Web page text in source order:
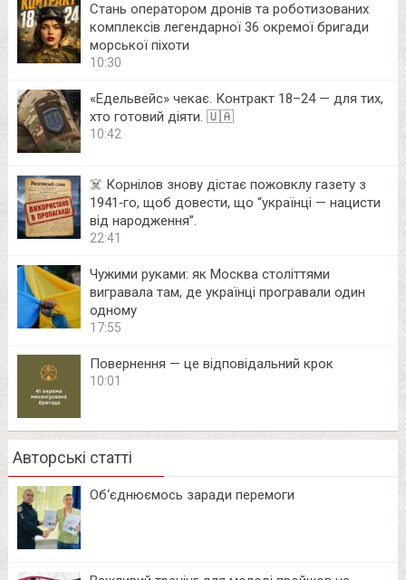
Стань оператором дронів та роботизованих
комплексів легендарної 36 окремої бригади
морської піхоти
10:30
«Едельвейс» чекає. Контракт 18–24 — для тих,
хто готовий діяти. 🇺🇦
10:42
☠️ Корнілов знову дістає пожовклу газету з
1941‑го, щоб довести, що “українці — нацисти
від народження”.
22:41
Чужими руками: як Москва століттями
вигравала там, де українці програвали один
одному
17:55
Повернення — це відповідальний крок
10:01
Авторські статті
Об‘єднюємось заради перемоги